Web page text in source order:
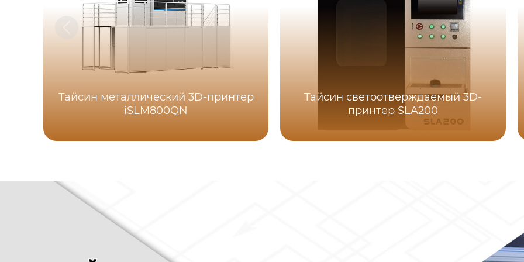
Тайсин металлический 3D-принтер
iSLM800QN
Тайсин светоотверждаемый 3D-
принтер SLA200